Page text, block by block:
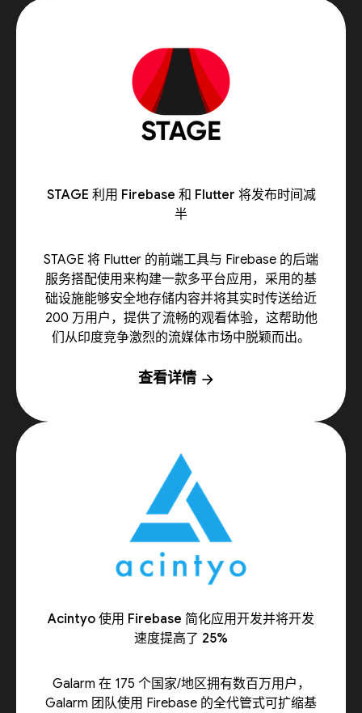
STAGE 利用 Firebase 和 Flutter 将发布时间减
半
STAGE 将 Flutter 的前端工具与 Firebase 的后端
服务搭配使用来构建一款多平台应用，采用的基
础设施能够安全地存储内容并将其实时传送给近
200 万用户，提供了流畅的观看体验，这帮助他
们从印度竞争激烈的流媒体市场中脱颖而出。
查看详情 arrow_forward
Acintyo 使用 Firebase 简化应用开发并将开发
速度提高了 25%
Galarm 在 175 个国家/地区拥有数百万用户，
Galarm 团队使用 Firebase 的全代管式可扩缩基